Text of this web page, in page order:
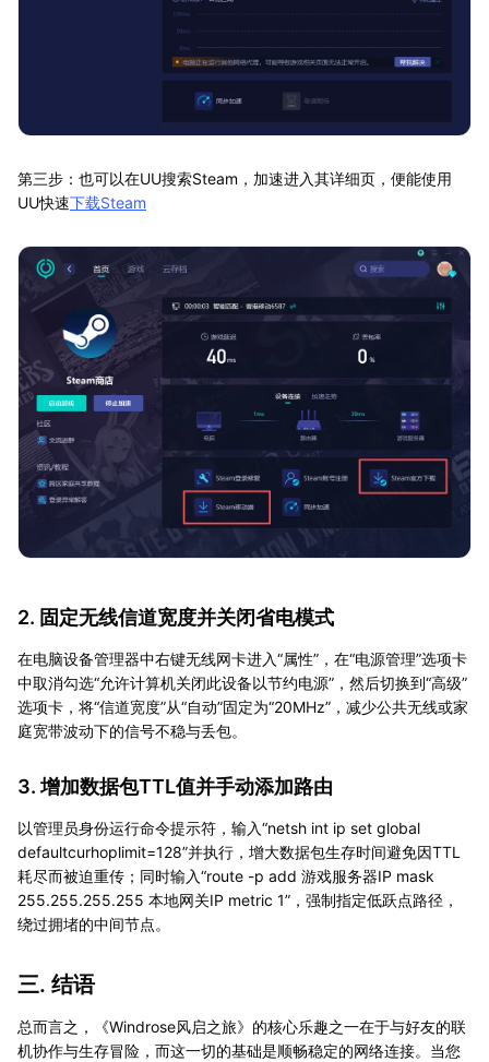
第三步：也可以在UU搜索Steam，加速进入其详细页，便能使用
UU快速下载Steam
2. 固定无线信道宽度并关闭省电模式
在电脑设备管理器中右键无线网卡进入“属性”，在“电源管理”选项卡
中取消勾选“允许计算机关闭此设备以节约电源”，然后切换到“高级”
选项卡，将“信道宽度”从“自动”固定为“20MHz”，减少公共无线或家
庭宽带波动下的信号不稳与丢包。
3. 增加数据包TTL值并手动添加路由
以管理员身份运行命令提示符，输入“netsh int ip set global
defaultcurhoplimit=128”并执行，增大数据包生存时间避免因TTL
耗尽而被迫重传；同时输入“route -p add 游戏服务器IP mask
255.255.255.255 本地网关IP metric 1”，强制指定低跃点路径，
绕过拥堵的中间节点。
三. 结语
总而言之，《Windrose风启之旅》的核心乐趣之一在于与好友的联
机协作与生存冒险，而这一切的基础是顺畅稳定的网络连接。当您